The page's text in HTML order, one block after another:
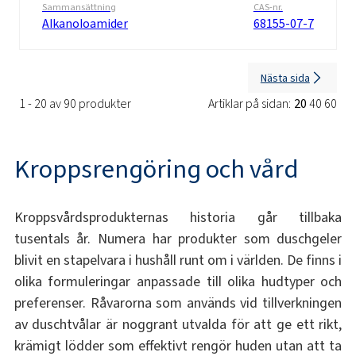
Sammansättning
Alkanoloamider
CAS-nr.
68155-07-7
1 - 20 av 90 produkter Artiklar på sidan: 2040 60
Nästa sida
Kroppsrengöring och vård
Kroppsvårdsprodukternas historia går tillbaka
tusentals år. Numera har produkter som duschgeler
blivit en stapelvara i hushåll runt om i världen. De finns i
olika formuleringar anpassade till olika hudtyper och
preferenser. Råvarorna som används vid tillverkningen
av duschtvålar är noggrant utvalda för att ge ett rikt,
krämigt lödder som effektivt rengör huden utan att ta